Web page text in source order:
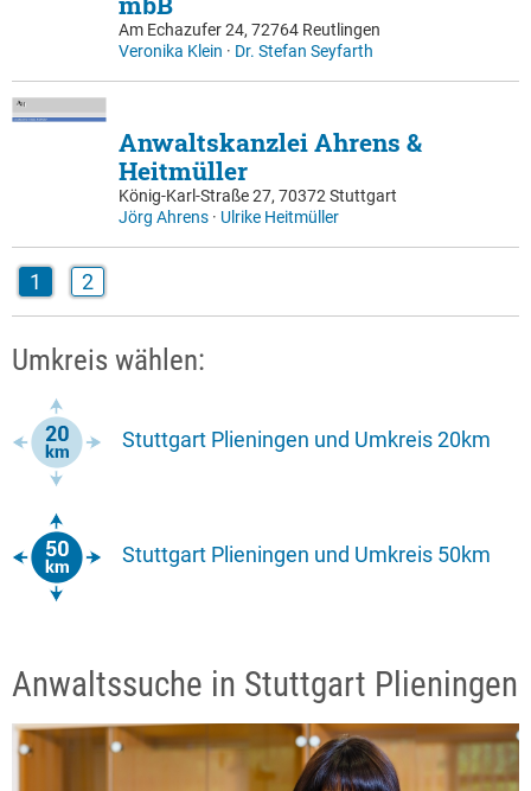
Am Echazufer 24, 72764 Reutlingen
Veronika Klein · Dr. Stefan Seyfarth
Anwaltskanzlei Ahrens &
Heitmüller
König-Karl-Straße 27, 70372 Stuttgart
Jörg Ahrens · Ulrike Heitmüller
1 2
Umkreis wählen:
Stuttgart Plieningen und Umkreis 20km
Stuttgart Plieningen und Umkreis 50km
Anwaltssuche in Stuttgart Plieningen